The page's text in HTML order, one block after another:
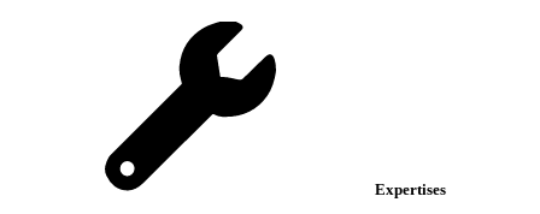
Expertises